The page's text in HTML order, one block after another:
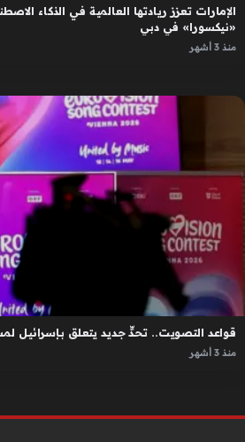
الإمارات تعزز ريادتها العالمية في الذكاء
«نيكسورا» في دبي
منذ 3 أشهر
قواعد التصويت.. تحدٍّ جديد يتعلق بإسرائيل
منذ 3 أشهر